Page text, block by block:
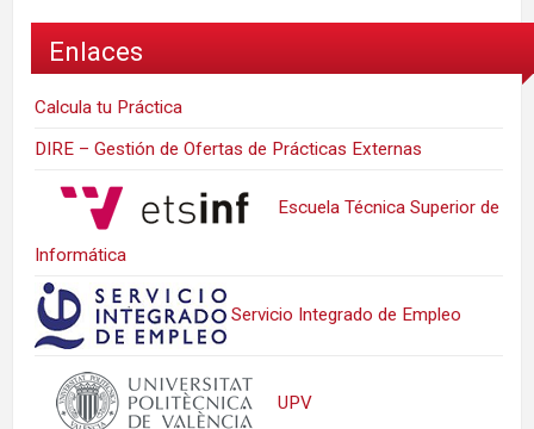
Enlaces
Calcula tu Práctica
DIRE – Gestión de Ofertas de Prácticas Externas
Escuela Técnica Superior de
Informática
Servicio Integrado de Empleo
UPV